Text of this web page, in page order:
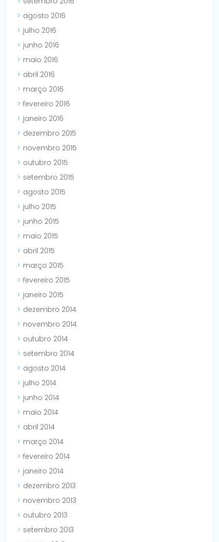
agosto 2016
julho 2016
junho 2016
maio 2016
abril 2016
março 2016
fevereiro 2016
janeiro 2016
dezembro 2015
novembro 2015
outubro 2015
setembro 2015
agosto 2015
julho 2015
junho 2015
maio 2015
abril 2015
março 2015
fevereiro 2015
janeiro 2015
dezembro 2014
novembro 2014
outubro 2014
setembro 2014
agosto 2014
julho 2014
junho 2014
maio 2014
abril 2014
março 2014
fevereiro 2014
janeiro 2014
dezembro 2013
novembro 2013
outubro 2013
setembro 2013